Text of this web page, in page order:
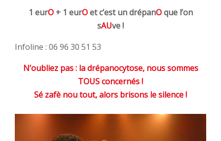
1 eurO+ 1 eurOet c’est un drépanOque l’on
sAUve !
Infoline : 06 96 30 51 53
N’oubliez pas : la drépanocytose, nous sommes
TOUS concernés !
Sé zafè nou tout, alors brisons le silence !